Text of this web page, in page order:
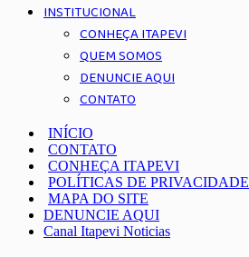
INSTITUCIONAL
CONHEÇA ITAPEVI
QUEM SOMOS
DENUNCIE AQUI
CONTATO
INÍCIO
CONTATO
CONHEÇA ITAPEVI
POLÍTICAS DE PRIVACIDADE
MAPA DO SITE
DENUNCIE AQUI
Canal Itapevi Noticias